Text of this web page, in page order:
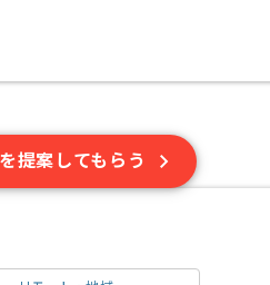
提案してもらう